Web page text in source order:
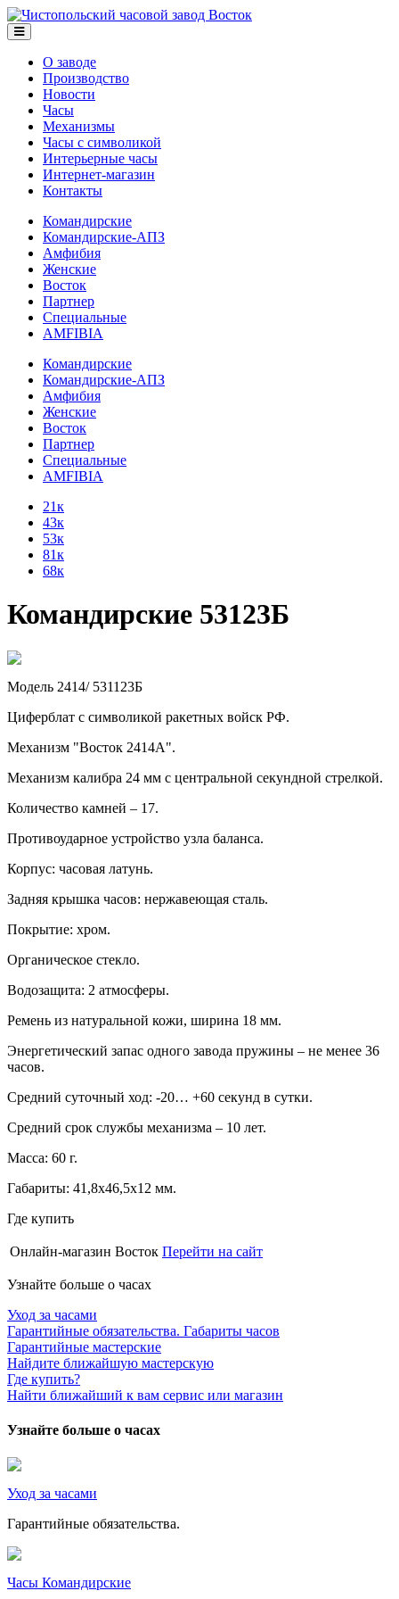
О заводе
Производство
Новости
Часы
Механизмы
Часы с символикой
Интерьерные часы
Интернет-магазин
Контакты
Командирские
Командирские-АПЗ
Амфибия
Женские
Восток
Партнер
Специальные
AMFIBIA
Командирские
Командирские-АПЗ
Амфибия
Женские
Восток
Партнер
Специальные
AMFIBIA
21к
43к
53к
81к
68к
Командирские 53123Б
Модель 2414/ 531123Б
Циферблат с символикой ракетных войск РФ.
Механизм "Восток 2414А".
Механизм калибра 24 мм с центральной секундной стрелкой.
Количество камней – 17.
Противоударное устройство узла баланса.
Корпус: часовая латунь.
Задняя крышка часов: нержавеющая сталь.
Покрытие: хром.
Органическое стекло.
Водозащита: 2 атмосферы.
Ремень из натуральной кожи, ширина 18 мм.
Энергетический запас одного завода пружины – не менее 36
часов.
Средний суточный ход: -20… +60 секунд в сутки.
Средний срок службы механизма – 10 лет.
Масса: 60 г.
Габариты: 41,8х46,5х12 мм.
Где купить
Онлайн-магазин Восток Перейти на сайт
Узнайте больше о часах
Уход за часами
Гарантийные обязательства. Габариты часов
Гарантийные мастерские
Найдите ближайшую мастерскую
Где купить?
Найти ближайший к вам сервис или магазин
Узнайте больше о часах
Уход за часами
Гарантийные обязательства.
Часы Командирские